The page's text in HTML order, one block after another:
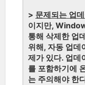
> 문제되는 업
이지만,
통해 삭제한 업
위해, 자동 업데
제가 있다. 업데
를 포함하기에
는 주의해야 한